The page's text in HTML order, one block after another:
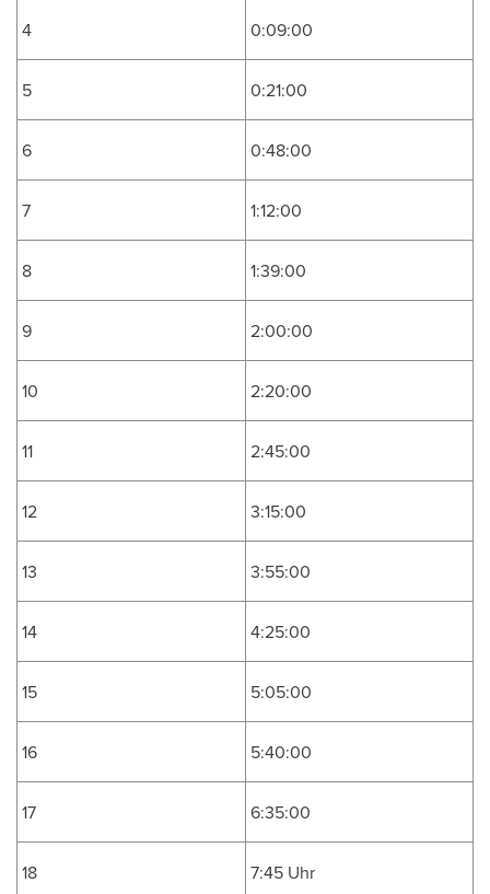
4 0:09:00
5 0:21:00
6 0:48:00
7 1:12:00
8 1:39:00
9 2:00:00
10 2:20:00
11 2:45:00
12 3:15:00
13 3:55:00
14 4:25:00
15 5:05:00
16 5:40:00
17 6:35:00
18 7:45 Uhr